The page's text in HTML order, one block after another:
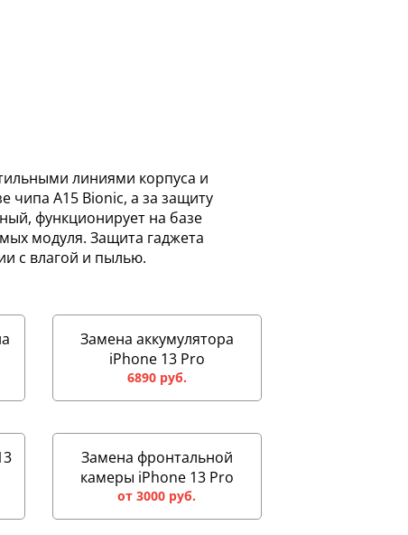
линиями корпуса и
чипа A15 Bionic, а за защиту
функционирует на базе
модуля. Защита гаджета
с влагой и пылью.
Замена аккумулятора
iPhone 13 Pro
6890 руб.
Замена фронтальной
камеры iPhone 13 Pro
от 3000 руб.